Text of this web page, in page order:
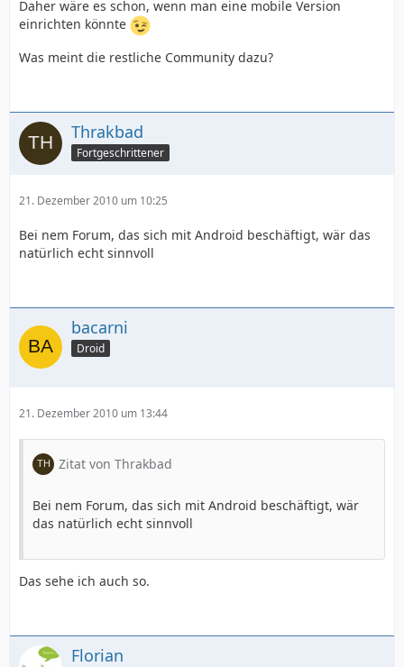
Daher wäre es schon, wenn man eine mobile Version
einrichten könnte
Was meint die restliche Community dazu?
Thrakbad
Fortgeschrittener
21. Dezember 2010 um 10:25
Bei nem Forum, das sich mit Android beschäftigt, wär das
natürlich echt sinnvoll
bacarni
Droid
21. Dezember 2010 um 13:44
Zitat von Thrakbad
Bei nem Forum, das sich mit Android beschäftigt, wär
das natürlich echt sinnvoll
Das sehe ich auch so.
Florian